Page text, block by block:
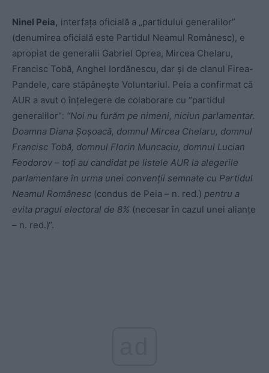
Ninel Peia, interfața oficială a „partidului generalilor”
(denumirea oficială este Partidul Neamul Românesc), e
apropiat de generalii Gabriel Oprea, Mircea Chelaru,
Francisc Tobă, Anghel Iordănescu, dar și de clanul Firea-
Pandele, care stăpânește Voluntariul. Peia a confirmat că
AUR a avut o înțelegere de colaborare cu “partidul
generalilor“: “Noi nu furăm pe nimeni, niciun parlamentar.
Doamna Diana Șoșoacă, domnul Mircea Chelaru, domnul
Francisc Tobă, domnul Florin Muncaciu, domnul Lucian
Feodorov – toți au candidat pe listele AUR la alegerile
parlamentare în urma unei convenții semnate cu Partidul
Neamul Românesc (condus de Peia – n. red.) pentru a
evita pragul electoral de 8% (necesar în cazul unei alianțe
– n. red.)“.